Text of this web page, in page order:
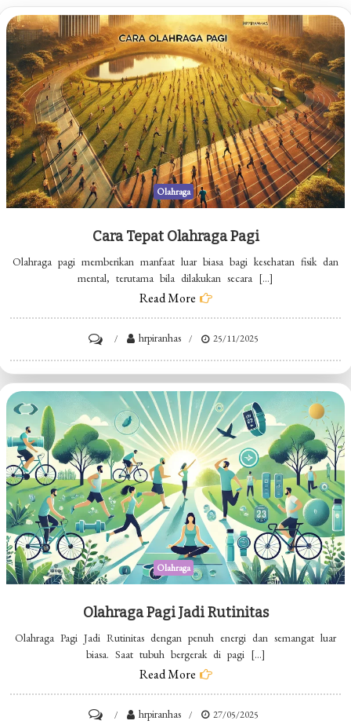
Olahraga
Cara Tepat Olahraga Pagi
Olahraga pagi memberikan manfaat luar biasa bagi kesehatan fisik dan
mental, terutama bila dilakukan secara […]
Read More
Cara
Tepat
Olahraga
Pagi
hrpiranhas 25/11/2025
Olahraga
Olahraga Pagi Jadi Rutinitas
Olahraga Pagi Jadi Rutinitas dengan penuh energi dan semangat luar
biasa. Saat tubuh bergerak di pagi […]
Read More
hrpiranhas 27/05/2025